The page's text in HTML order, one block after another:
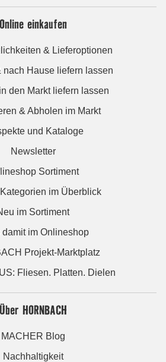
Online einkaufen
& Lieferoptionen
nach Hause liefern lassen
den Markt liefern lassen
& Abholen im Markt
und Kataloge
Newsletter
Sortiment
im Überblick
im Sortiment
damit im Onlineshop
Projekt-Marktplatz
Fliesen. Platten. Dielen
Über HORNBACH
MACHER Blog
Nachhaltigkeit